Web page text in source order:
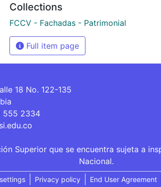
Collections
FCCV - Fachadas - Patrimonial
Full item page
18 No. 122-135
555 2334
Superior que se encuentra sujeta a
Nacional.
Privacy policy End User Agreement